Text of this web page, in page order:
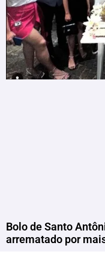
Bolo de Santo
arrematado por